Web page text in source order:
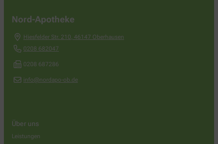
Nord-Apotheke
Hiesfelder Str. 210, 46147 Oberhausen
0208 682047
0208 687286
info@nordapo-ob.de
Über uns
Leistungen